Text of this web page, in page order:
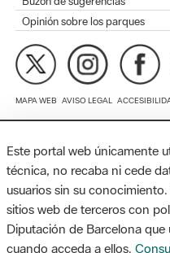
MAPA WEB AVISO LEGAL
Diputación de Barcelona. Edifici
08005 Barcelona. Tel. 934 022
Este portal web únicamente
técnica, no recaba ni cede
usuarios sin su
sitios web de terceros con
Diputación de Barcelona
cuando acceda a ellos.